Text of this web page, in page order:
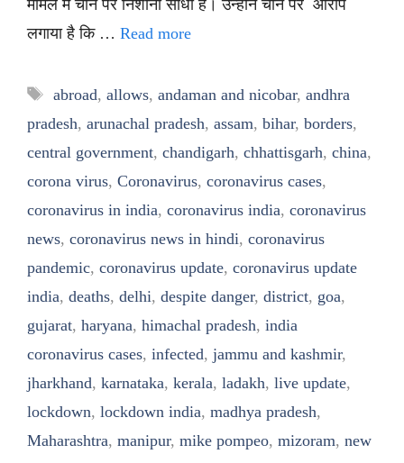
मामले में चीन पर निशाना साधा है। उन्होंने चीन पर आरोप
लगाया है कि … Read more
Tags
abroad, allows, andaman and nicobar, andhra
pradesh, arunachal pradesh, assam, bihar, borders,
central government, chandigarh, chhattisgarh, china,
corona virus, Coronavirus, coronavirus cases,
coronavirus in india, coronavirus india, coronavirus
news, coronavirus news in hindi, coronavirus
pandemic, coronavirus update, coronavirus update
india, deaths, delhi, despite danger, district, goa,
gujarat, haryana, himachal pradesh, india
coronavirus cases, infected, jammu and kashmir,
jharkhand, karnataka, kerala, ladakh, live update,
lockdown, lockdown india, madhya pradesh,
Maharashtra, manipur, mike pompeo, mizoram, new